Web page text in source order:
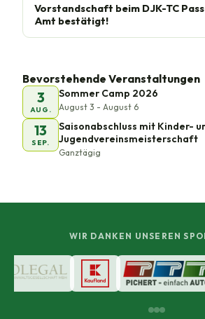
Vorstandschaft beim DJK-TC
Amt bestätigt!
Bevorstehende Veranstaltungen
3
AUG.
Sommer Camp 2026
August 3 - August 6
13
SEP.
Saisonabschluss mit Kinder-
Jugendvereinsmeisterschaft
Ganztägig
WIR DANKEN UNSEREN